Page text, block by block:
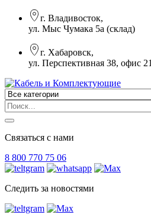
г. Владивосток,
ул. Мыс Чумака 5а (склад)
г. Хабаровск,
ул. Перспективная 38, офис
Связаться с нами
8 800 770 75 06
Следить за новостями